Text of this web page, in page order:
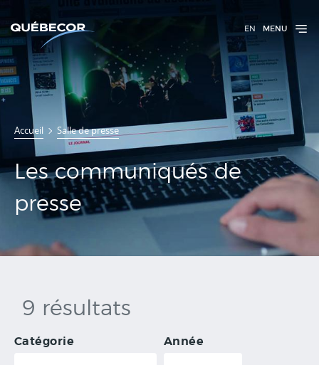
EN MENU
Accueil Salle de presse
Communiqués
de presse
Les communiqués de
presse
9 résultats
Catégorie Année